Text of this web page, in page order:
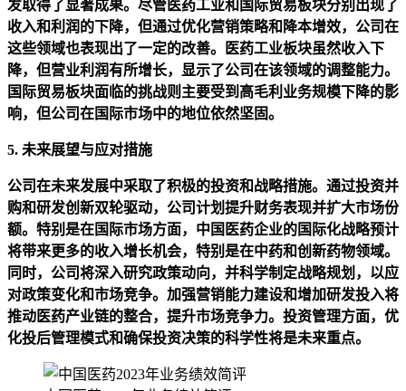
发取得了显著成果。尽管医药工业和国际贸易板块分别出现了
收入和利润的下降，但通过优化营销策略和降本增效，公司在
这些领域也表现出了一定的改善。医药工业板块虽然收入下
降，但营业利润有所增长，显示了公司在该领域的调整能力。
国际贸易板块面临的挑战则主要受到高毛利业务规模下降的影
响，但公司在国际市场中的地位依然坚固。
5. 未来展望与应对措施
公司在未来发展中采取了积极的投资和战略措施。通过投资并
购和研发创新双轮驱动，公司计划提升财务表现并扩大市场份
额。特别是在国际市场方面，中国医药企业的国际化战略预计
将带来更多的收入增长机会，特别是在中药和创新药物领域。
同时，公司将深入研究政策动向，并科学制定战略规划，以应
对政策变化和市场竞争。加强营销能力建设和增加研发投入将
推动医药产业链的整合，提升市场竞争力。投资管理方面，优
化投后管理模式和确保投资决策的科学性将是未来重点。